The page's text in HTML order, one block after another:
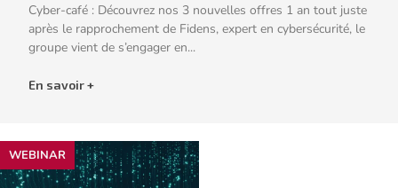
Cyber-café : Découvrez nos 3 nouvelles offres 1 an tout juste
après le rapprochement de Fidens, expert en cybersécurité, le
groupe vient de s’engager en...
En savoir +
WEBINAR